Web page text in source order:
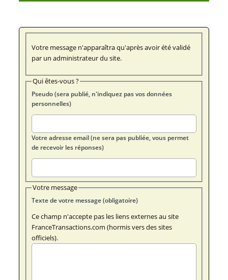
Votre message n'apparaîtra qu'après avoir été validé
par un administrateur du site.
Qui êtes-vous ?
Pseudo (sera publié, n'indiquez pas vos données
personnelles)
Votre adresse email (ne sera pas publiée, vous permet
de recevoir les réponses)
Votre message
Texte de votre message (obligatoire)
Ce champ n'accepte pas les liens externes au site
FranceTransactions.com (hormis vers des sites
officiels).